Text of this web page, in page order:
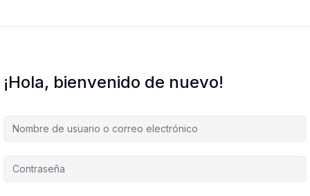
¡Hola, bienvenido de nuevo!